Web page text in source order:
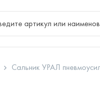
Сальник УРАЛ